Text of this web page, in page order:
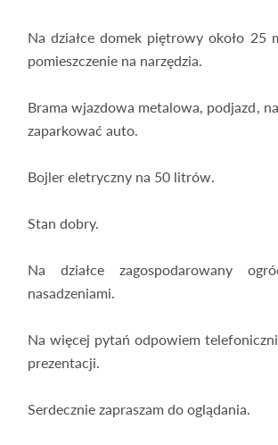
Na działce domek piętrowy około 25
pomieszczenie na narzędzia.
Brama wjazdowa metalowa, podjazd,
zaparkować auto.
Bojler eletryczny na 50 litrów.
Stan dobry.
Na działce zagospodarowany
nasadzeniami.
Na więcej pytań odpowiem
prezentacji.
Serdecznie zapraszam do oglądania.